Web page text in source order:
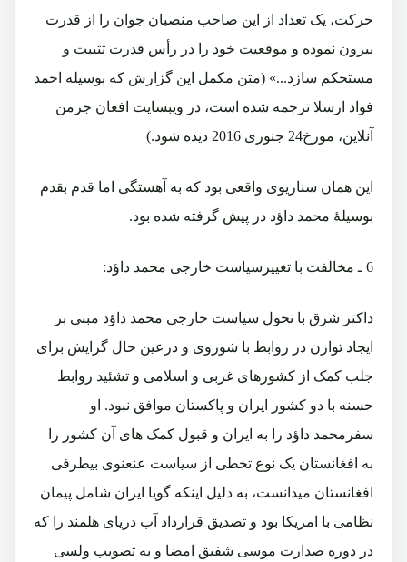
حرکت، یک تعداد از این صاحب منصبان جوان را از قدرت
بیرون نموده و موقعیت خود را در رأس قدرت ثتیبت و
مستحکم سازد...» (متن مکمل این گزارش که بوسیله احمد
فواد ارسلا ترجمه شده است، در ویبسایت افغان جرمن
آنلاین، مورخ24 جنوری 2016 دیده شود.)
این همان سناریوی واقعی بود که به آهستگی اما قدم بقدم
بوسیلۀ محمد داؤد در پیش گرفته شده بود.
6 ـ مخالفت با تغییرسیاست خارجی محمد داؤد:
داکتر شرق با تحول سیاست خارجی محمد داؤد مبنی بر
ایجاد توازن در روابط با شوروی و درعین حال گرایش برای
جلب کمک از کشورهای غربی و اسلامی و تشئید روابط
حسنه با دو کشور ایران و پاکستان موافق نبود. او
سفرمحمد داؤد را به ایران و قبول کمک های آن کشور را
به افغانستان یک نوع تخطی از سیاست عنعنوی بیطرفی
افغانستان میدانست، به دلیل اینکه گویا ایران شامل پیمان
نظامی با امریکا بود و تصدیق قرارداد آب دریای هلمند را که
در دوره صدارت موسی شفیق امضا و به تصویب ولسی